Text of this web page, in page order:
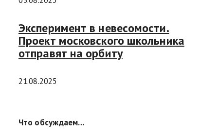
Эксперимент в невесомости.
Проект московского школьника
отправят на орбиту
21.08.2025
Что обсуждаем…